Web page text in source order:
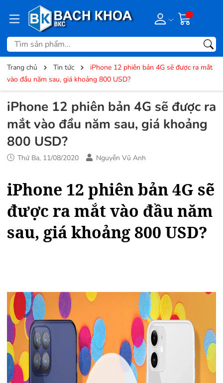
Trang chủ Tin tức
iPhone 12 phiên bản 4G sẽ được ra mắt
vào đầu năm sau, giá khoảng 800 USD?
iPhone 12 phiên bản 4G sẽ được ra
mắt vào đầu năm sau, giá khoảng
800 USD?
Thứ Ba, 11/08/2020 Nguyễn Vũ Anh
iPhone 12 phiên bản 4G sẽ
được ra mắt vào đầu năm
sau, giá khoảng 800 USD?